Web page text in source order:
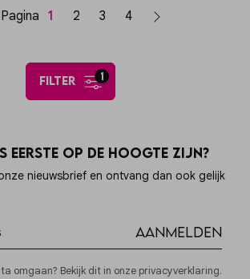
Pagina 1 2 3 4
1
filter
eerste op de hoogte zijn?
nieuwsbrief en ontvang dan ook gelijk
Aanmelden
omgaan? Bekijk dit in onze privacyverklaring.